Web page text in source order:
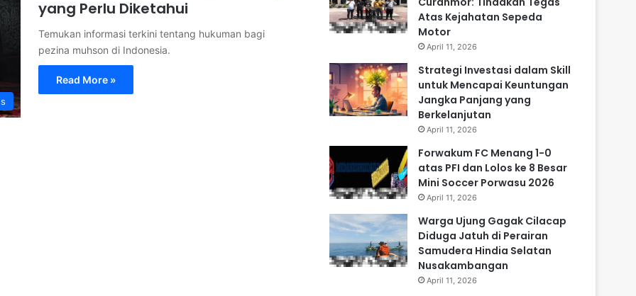
yang Perlu Diketahui
Temukan informasi terkini tentang hukuman bagi
pezina muhson di Indonesia.
Read More »
Atas Kejahatan Sepeda
Motor
April 11, 2026
Strategi Investasi dalam Skill
untuk Mencapai Keuntungan
Jangka Panjang yang
Berkelanjutan
April 11, 2026
Forwakum FC Menang 1-0
atas PFI dan Lolos ke 8 Besar
Mini Soccer Porwasu 2026
April 11, 2026
Warga Ujung Gagak Cilacap
Diduga Jatuh di Perairan
Samudera Hindia Selatan
Nusakambangan
April 11, 2026